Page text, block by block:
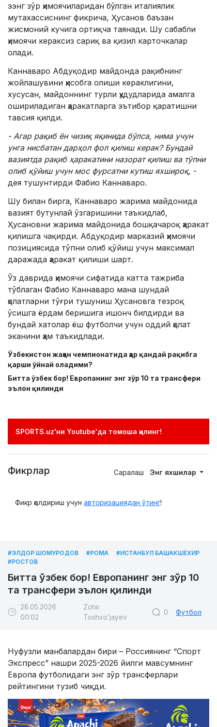
ээнг зўр ҳимоячиларидан бўлган италиялик
мутахассиснинг фикрича, Ҳусанов баъзан
жисмоний кучига ортиқча таянади. Шу сабабли
ҳимоячи кераксиз сариқ ва қизил карточкалар
олади.
Каннаваро Абдуқодир майдонда рақибнинг
жойлашувини ҳисобга олиши кераклигини,
хусусан, майдоннинг турли ҳудудларида амалга
ошириладиган ҳаракатларга эътибор қаратишни
тавсия қилди.
- Агар рақиб ён чизиқ яқинида бўлса, нима учун
унга нисбатан дарҳол фол қилиш керак? Бундай
вазиятда рақиб ҳаракатини назорат қилиш ва тўпни
олиб қўйиш учун мос фурсатни кутиш яхшироқ, -
дея тушунтирди Фабио Каннаваро.
Шу билан бирга, Каннаваро жарима майдонида
вазият бутунлай ўзгаришини таъкидлаб,
Ҳусановни жарима майдонида бошқачароқ ҳаракат
қилишга чақирди. Абдуқодир марказий ҳимоячи
позициясида тўпни олиб қўйиш учун максимал
даражада ҳаракат қилиши шарт.
Ўз даврида ҳимоячи сифатида катта тажриба
тўблаган Фабио Каннаваро мана шундай
ҳолатларни тўғри тушуниш Ҳусановга тезроқ
ўсишга ёрдам беришига ишонч билдирди ва
бундай хатолар ёш футболчи учун оддий ҳолат
эканини ҳам таъкидлади.
Ўзбекистон жаҳон чемпионатида ҳар қандай рақибга
қарши ўйнай оладими?
Битта ўзбек бор! Европанинг энг зўр 10 та трансфери
эълон қилинди
SPORTS.uz'ни Youtube'да томоша қилинг!
Фикрлар Саралаш Энг яхшилар
Фикр қолдириш учун авторизациядан ўтинг!
#ЭЛДОР ШОМУРОДОВ #РОМА
#ИСТАНБУЛ БАШАКШЕХИР
#РОСТОВ
Битта ўзбек бор! Европанинг энг зўр 10
та трансфери эълон қилинди
28.05.2026
00:02
Zohir
Toshxo’jayev
0 Футбол
Нуфузли манбалардан бири – Россиянинг “Спорт
Экспресс” нашри 2025-2026 йилги мавсумнинг
Европа футболидаги энг зўр трансферлари
рейтингини тузиб чиқди.